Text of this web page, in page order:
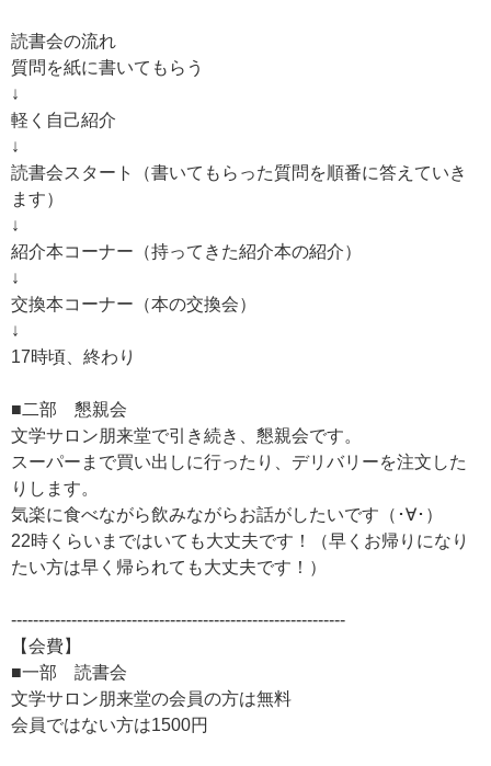
読書会の流れ
質問を紙に書いてもらう
↓
軽く自己紹介
↓
読書会スタート（書いてもらった質問を順番に答えていき
ます）
↓
紹介本コーナー（持ってきた紹介本の紹介）
↓
交換本コーナー（本の交換会）
↓
17時頃、終わり
■二部 懇親会
文学サロン朋来堂で引き続き、懇親会です。
スーパーまで買い出しに行ったり、デリバリーを注文した
りします。
気楽に食べながら飲みながらお話がしたいです（･∀･）
22時くらいまではいても大丈夫です！（早くお帰りになり
たい方は早く帰られても大丈夫です！）
-------------------------------------------------------------
【会費】
■一部 読書会
文学サロン朋来堂の会員の方は無料
会員ではない方は1500円